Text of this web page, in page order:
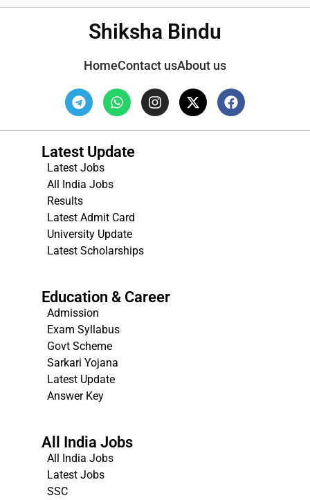
Shiksha Bindu
HomeContact usAbout us
Latest Update
Latest Jobs
All India Jobs
Results
Latest Admit Card
University Update
Latest Scholarships
Education & Career
Admission
Exam Syllabus
Govt Scheme
Sarkari Yojana
Latest Update
Answer Key
All India Jobs
All India Jobs
Latest Jobs
SSC